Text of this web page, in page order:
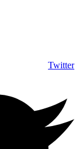
Twitter